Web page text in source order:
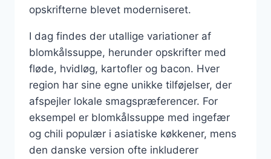
opskrifterne blevet moderniseret.
I dag findes der utallige variationer af
blomkålssuppe, herunder opskrifter med
fløde, hvidløg, kartofler og bacon. Hver
region har sine egne unikke tilføjelser, der
afspejler lokale smagspræferencer. For
eksempel er blomkålssuppe med ingefær
og chili populær i asiatiske køkkener, mens
den danske version ofte inkluderer